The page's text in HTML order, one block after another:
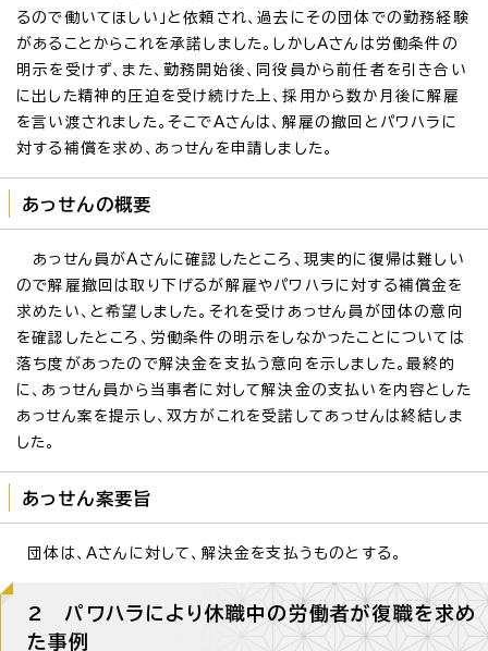
るので働いてほしい」と依頼され、過去にその団体での勤務経験
があることからこれを承諾しました。しかしAさんは労働条件の
明示を受けず、また、勤務開始後、同役員から前任者を引き合い
に出した精神的圧迫を受け続けた上、採用から数か月後に解雇
を言い渡されました。そこでAさんは、解雇の撤回とパワハラに
対する補償を求め、あっせんを申請しました。
あっせんの概要
あっせん員がAさんに確認したところ、現実的に復帰は難しい
ので解雇撤回は取り下げるが解雇やパワハラに対する補償金を
求めたい、と希望しました。それを受けあっせん員が団体の意向
を確認したところ、労働条件の明示をしなかったことについては
落ち度があったので解決金を支払う意向を示しました。最終的
に、あっせん員から当事者に対して解決金の支払いを内容とした
あっせん案を提示し、双方がこれを受諾してあっせんは終結しま
した。
あっせん案要旨
団体は、Aさんに対して、解決金を支払うものとする。
2 パワハラにより休職中の労働者が復職を求め
た事例